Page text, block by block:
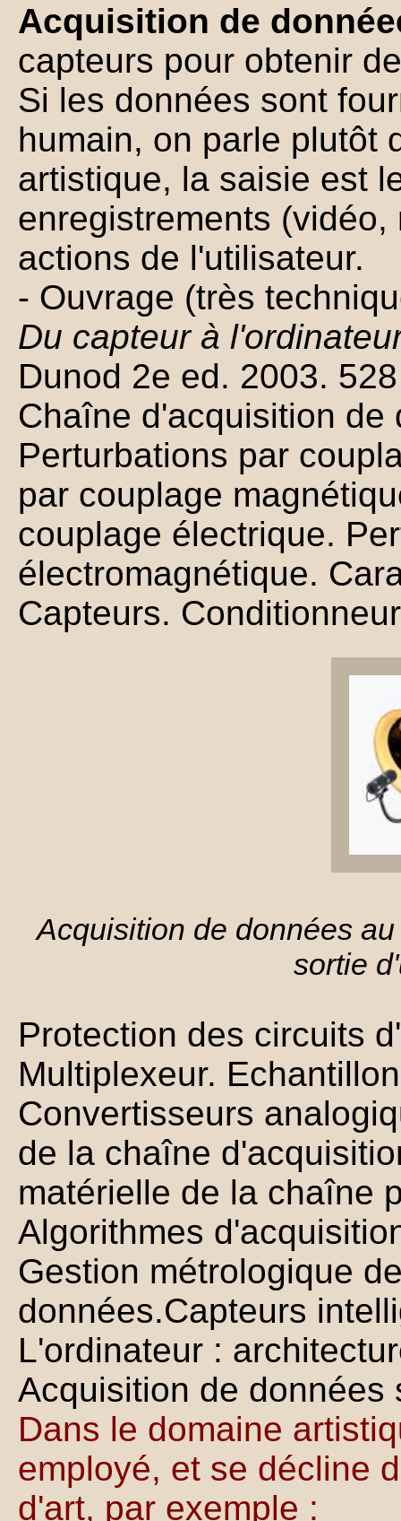
Acquisition de
capteurs pour obtenir
Si les données sont
humain, on parle plutôt
artistique, la saisie est
enregistrements
actions de l'utilisateur.
- Ouvrage (très
Du capteur à
Dunod 2e ed. 2003.
Chaîne d'acquisition de
Perturbations par
par couplage
couplage électrique.
électromagnétique.
Capteurs.
Acquisition de données
sortie
Protection des circuits
Multiplexeur.
Convertisseurs
de la chaîne
matérielle de la chaîne
Algorithmes
Gestion métrologique
données.Capteurs
L'ordinateur :
Acquisition de données
Dans le domaine
employé, et se décline
d'art, par exemple :